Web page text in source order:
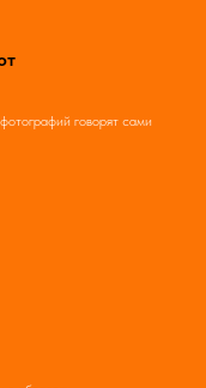
говорят сами